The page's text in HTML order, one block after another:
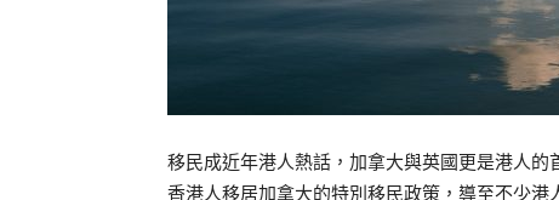
移民成近年港人熱話，加拿大與英國更是港人
香港人移居加拿大的特別移民政策，導至不少